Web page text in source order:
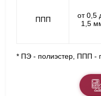
ППП
от 0,5
1,5
* ПЭ - полиэстер, ППП -